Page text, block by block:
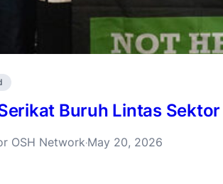
Buruh Lintas
OSH Network·May 20, 2026